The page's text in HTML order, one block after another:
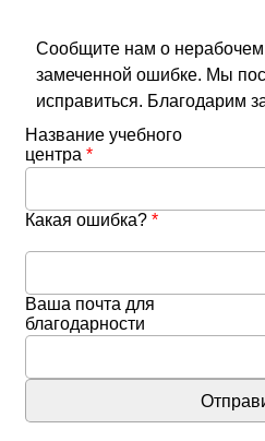
Сообщите нам о нерабочем
замеченной ошибке. Мы
исправиться. Благодарим
Название учебного
центра *
Какая ошибка? *
Ваша почта для
благодарности